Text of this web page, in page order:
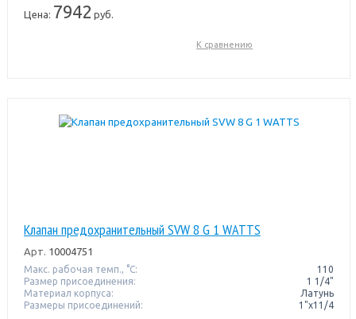
Цена: 7942 руб.
К сравнению
Клапан предохранительный SVW 8 G 1 WATTS
Арт. 10004751
Макс. рабочая темп., °С:
110
Размер присоединения:
1 1/4"
Материал корпуса:
Латунь
Размеры присоединений:
1"x11/4